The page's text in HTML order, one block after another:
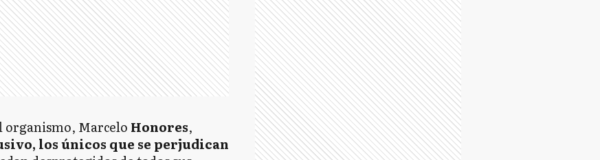
organismo, Marcelo Honores,
los únicos que se perjudican